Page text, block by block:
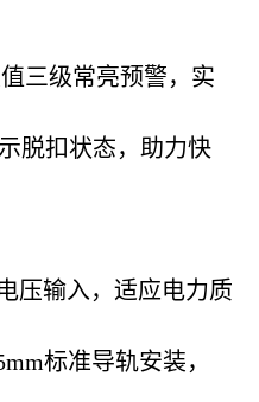
三级常亮预警，实
脱扣状态，助力快
压输入，适应电力质
标准导轨安装，